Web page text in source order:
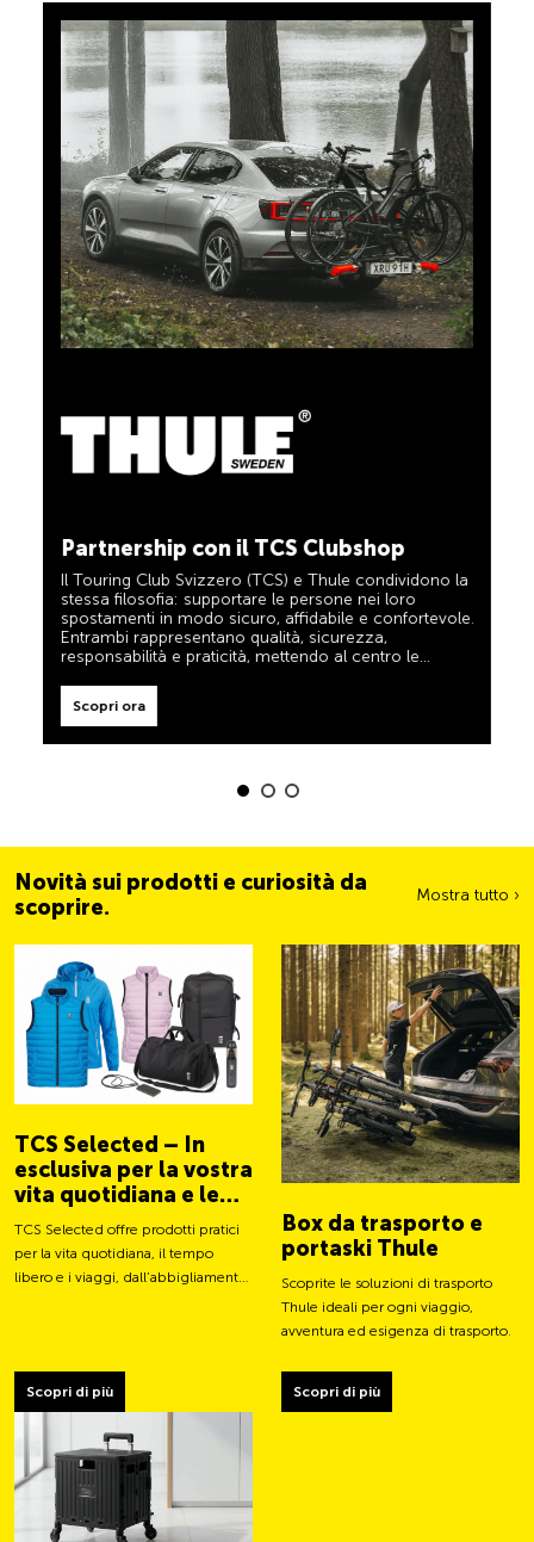
stessa filosofia: supportare le persone nei loro
spostamenti in modo sicuro, affidabile e confortevole.
Entrambi rappresentano qualità, sicurezza,
responsabilità e praticità, mettendo al centro le
esigenze dei viaggiatori e delle famiglie attive.
Scopri ora
5% di cashback
riceverete automaticamente un cashback del 5%. La
TCS Member Mastercard è allo stesso tempo carta
socio, carta di pagamento e carta vantaggi, ed è
gratuita a tempo indeterminato per i soci TCS.
un aiuto affidabile e pratico durante ogni spostamento.
Tali prodotti sono facilmente riconoscibili nel negozio
grazie all’etichetta «Always by my side».
Scopri ora
Novità sui prodotti e curiosità da
scoprire.
Mostra tutto ›
TCS Selected – In
esclusiva per la vostra
vita quotidiana e le
vostre avventure
TCS Selected offre prodotti pratici
per la vita quotidiana, il tempo
libero e i viaggi, dall’abbigliamento
Scopri di più
Box da trasporto e
portaski Thule
Scoprite le soluzioni di trasporto
Thule ideali per ogni viaggio,
avventura ed esigenza di trasporto.
Scopri di più